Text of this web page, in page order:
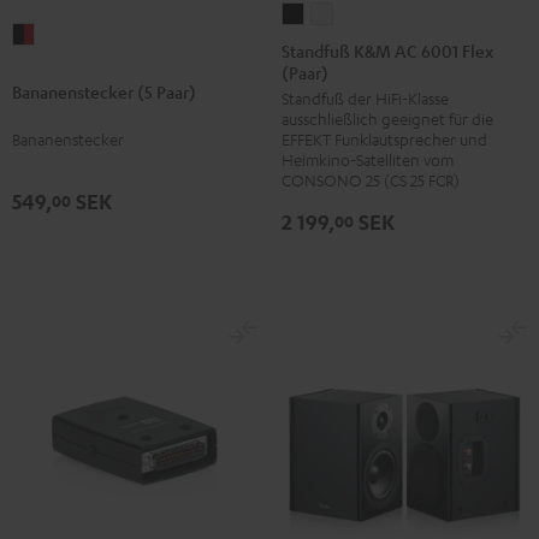
Paar)
/
Bananenstecker (5 Paar)
Bananenstecker
549,00 SEK
K&M
AC
6001
Flex
(Paar)
Schwarz
K&M
6001
Flex
(Paar)
Weiß
Standfuß K&M AC 6001 Flex
(Paar)
Standfuß der HiFi-Klasse
ausschließlich geeignet für die
EFFEKT Funklautsprecher und
Heimkino-Satelliten vom
CONSONO 25 (CS 25 FCR)
2 199,00 SEK